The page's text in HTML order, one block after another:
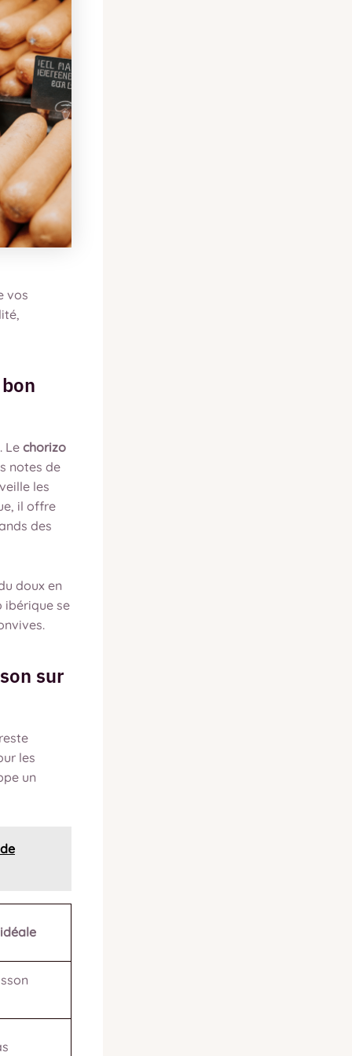
vos
Le chorizo
notes de
les
il offre
des
doux en
ibérique se
sur
les
un